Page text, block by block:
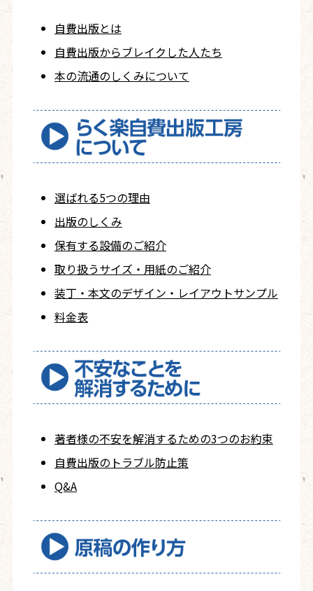
自費出版とは
自費出版からブレイクした人たち
本の流通のしくみについて
選ばれる5つの理由
出版のしくみ
保有する設備のご紹介
取り扱うサイズ・用紙のご紹介
装丁・本文のデザイン・レイアウトサンプル
料金表
著者様の不安を解消するための3つのお約束
自費出版の トラブル防止策
Q&A